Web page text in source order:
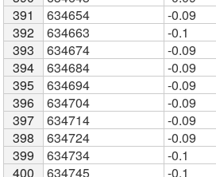
391
634654
-0.09
392
634663
-0.1
393
634674
-0.09
394
634684
-0.09
395
634694
-0.09
396
634704
-0.09
397
634714
-0.09
398
634724
-0.09
399
634734
-0.1
400
634745
-0.1
391
392
393
394
395
396
397
398
399
400